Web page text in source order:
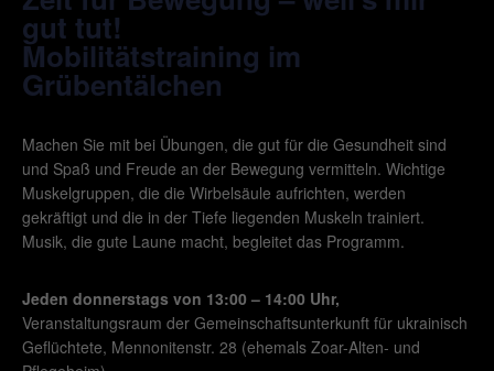
gut tut!
Mobilitätstraining im
Grübentälchen
Machen Sie mit bei Übungen, die gut für die Gesundheit sind
und Spaß und Freude an der Bewegung vermitteln. Wichtige
Muskelgruppen, die die Wirbelsäule aufrichten, werden
gekräftigt und die in der Tiefe liegenden Muskeln trainiert.
Musik, die gute Laune macht, begleitet das Programm.
Jeden donnerstags von 13:00 – 14:00 Uhr,
Veranstaltungsraum der Gemeinschaftsunterkunft für ukrainisch
Geflüchtete, Mennonitenstr. 28 (ehemals Zoar-Alten- und